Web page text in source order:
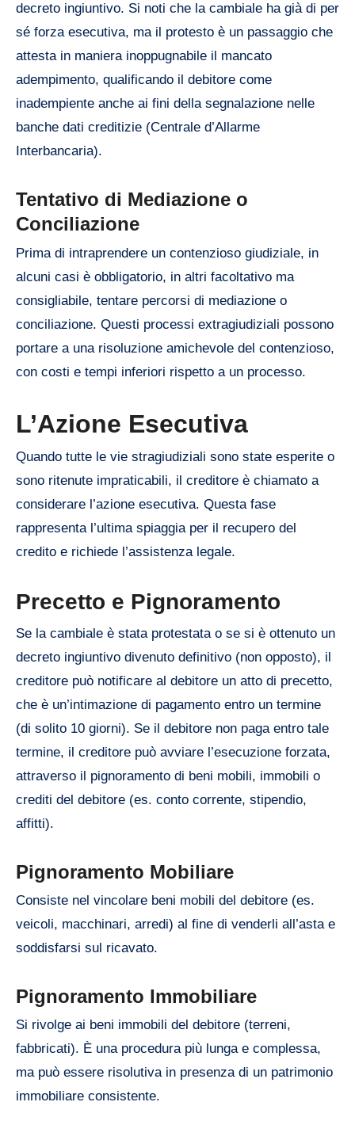
decreto ingiuntivo. Si noti che la cambiale ha già di per
sé forza esecutiva, ma il protesto è un passaggio che
attesta in maniera inoppugnabile il mancato
adempimento, qualificando il debitore come
inadempiente anche ai fini della segnalazione nelle
banche dati creditizie (Centrale d’Allarme
Interbancaria).
Tentativo di Mediazione o
Conciliazione
Prima di intraprendere un contenzioso giudiziale, in
alcuni casi è obbligatorio, in altri facoltativo ma
consigliabile, tentare percorsi di mediazione o
conciliazione. Questi processi extragiudiziali possono
portare a una risoluzione amichevole del contenzioso,
con costi e tempi inferiori rispetto a un processo.
L’Azione Esecutiva
Quando tutte le vie stragiudiziali sono state esperite o
sono ritenute impraticabili, il creditore è chiamato a
considerare l’azione esecutiva. Questa fase
rappresenta l’ultima spiaggia per il recupero del
credito e richiede l’assistenza legale.
Precetto e Pignoramento
Se la cambiale è stata protestata o se si è ottenuto un
decreto ingiuntivo divenuto definitivo (non opposto), il
creditore può notificare al debitore un atto di precetto,
che è un’intimazione di pagamento entro un termine
(di solito 10 giorni). Se il debitore non paga entro tale
termine, il creditore può avviare l’esecuzione forzata,
attraverso il pignoramento di beni mobili, immobili o
crediti del debitore (es. conto corrente, stipendio,
affitti).
Pignoramento Mobiliare
Consiste nel vincolare beni mobili del debitore (es.
veicoli, macchinari, arredi) al fine di venderli all’asta e
soddisfarsi sul ricavato.
Pignoramento Immobiliare
Si rivolge ai beni immobili del debitore (terreni,
fabbricati). È una procedura più lunga e complessa,
ma può essere risolutiva in presenza di un patrimonio
immobiliare consistente.